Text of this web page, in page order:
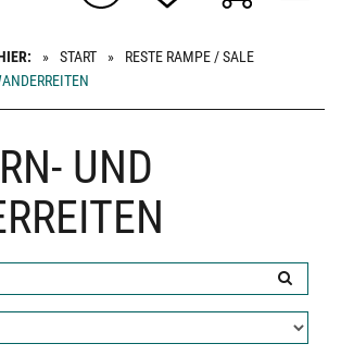
START
RESTE RAMPE / SALE
UND